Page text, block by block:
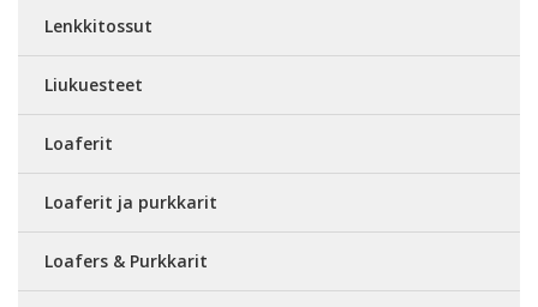
Lenkkitossut
Liukuesteet
Loaferit
Loaferit ja purkkarit
Loafers & Purkkarit